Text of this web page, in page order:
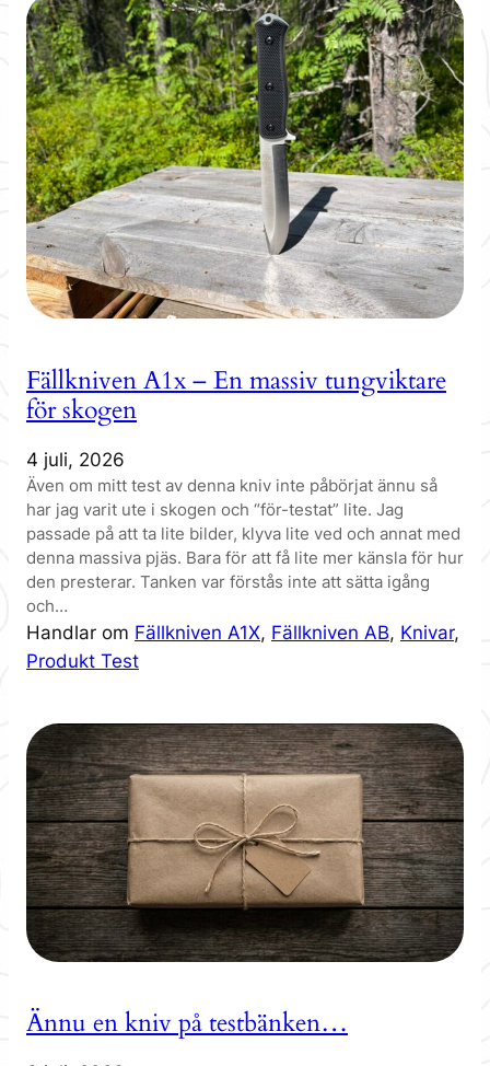
Fällkniven A1x – En massiv tungviktare
för skogen
4 juli, 2026
Även om mitt test av denna kniv inte påbörjat ännu så
har jag varit ute i skogen och “för-testat” lite. Jag
passade på att ta lite bilder, klyva lite ved och annat med
denna massiva pjäs. Bara för att få lite mer känsla för hur
den presterar. Tanken var förstås inte att sätta igång
och…
Handlar om Fällkniven A1X, Fällkniven AB, Knivar
Produkt Test
Ännu en kniv på testbänken…